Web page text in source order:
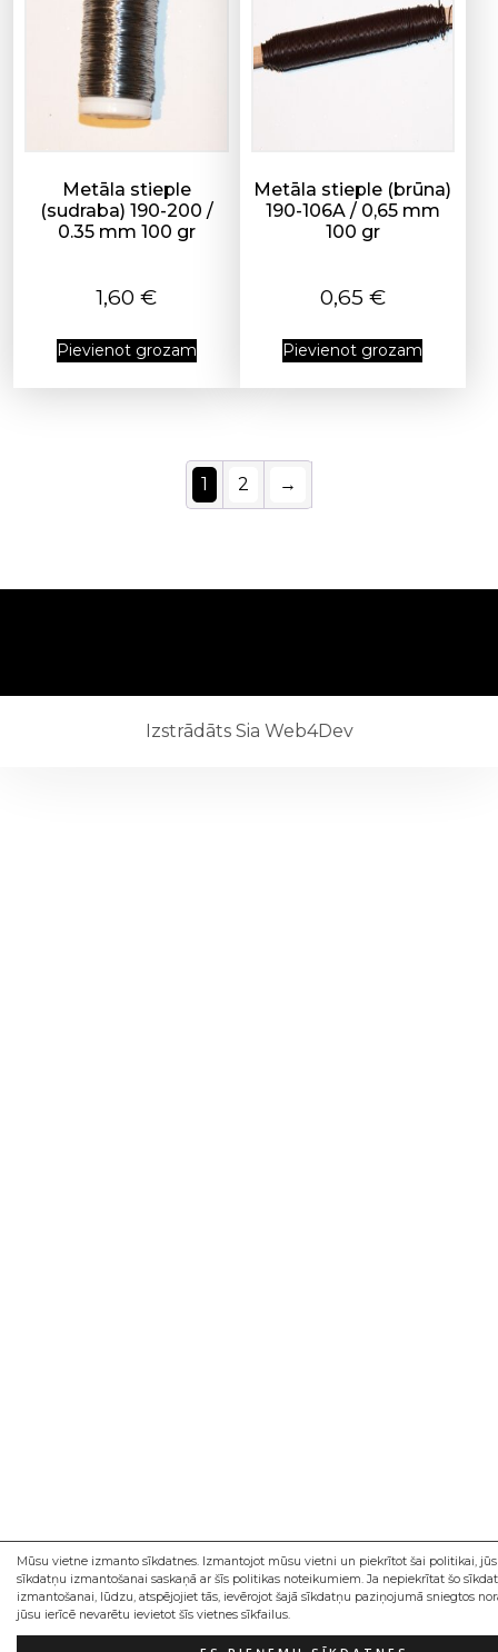
Mūsu vietne izmanto sīkdatnes. Izmantojot mūsu vietni un piekrītot šai politikai,
sīkdatņu izmantošanai saskaņā ar šīs politikas noteikumiem. Ja nepiekrītat šo
izmantošanai, lūdzu, atspējojiet tās, ievērojot šajā sīkdatņu paziņojumā sniegtos
jūsu ierīcē nevarētu ievietot šīs vietnes sīkfailus.
Metāla stieple
(sudraba) 190-200 /
0.35 mm 100 gr
1,60€
Pievienot grozam
Metāla stieple (brūna)
190-106A / 0,65 mm
100 gr
0,65 €
Pievienot grozam
1 2 →
Izstrādāts Sia Web4Dev